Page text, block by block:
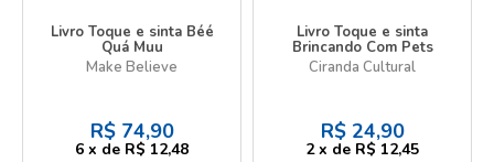
Livro Toque e sinta Béé
Quá Muu
Make Believe
R$ 74,90
6 x de R$ 12,48
Livro Toque e sinta
Brincando Com Pets
Ciranda Cultural
R$ 24,90
2 x de R$ 12,45